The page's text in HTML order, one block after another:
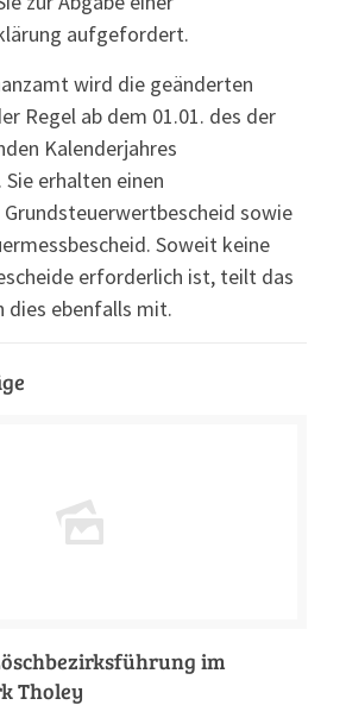
aufgefordert.
wird die geänderten
Regel ab dem 01.01. des der
Kalenderjahres
erhalten einen
sowie
Soweit keine
erforderlich ist, teilt das
dies ebenfalls mit.
im
Tholey